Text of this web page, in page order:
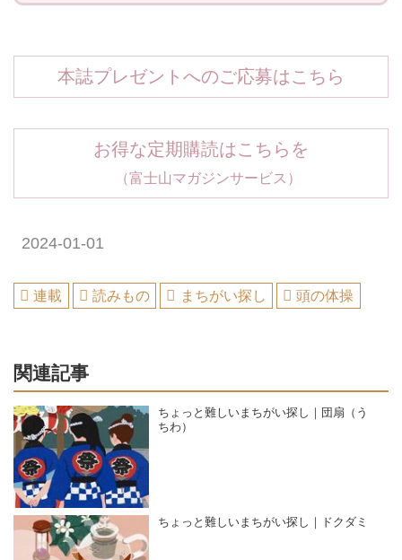
本誌プレゼントへのご応募はこちら
お得な定期購読はこちらを
（富士山マガジンサービス）
2024-01-01
連載 読みもの まちがい探し 頭の体操
関連記事
ちょっと難しいまちがい探し｜団扇（う
ちわ）
ちょっと難しいまちがい探し｜ドクダミ